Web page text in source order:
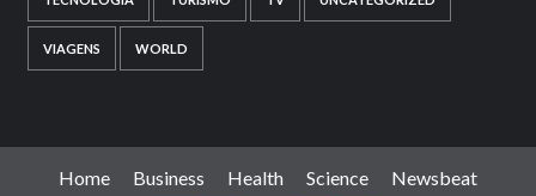
VIAGENS WORLD
Home Business Health Science Newsbeat